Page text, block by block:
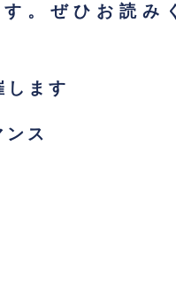
。ぜひお読み
します
ス